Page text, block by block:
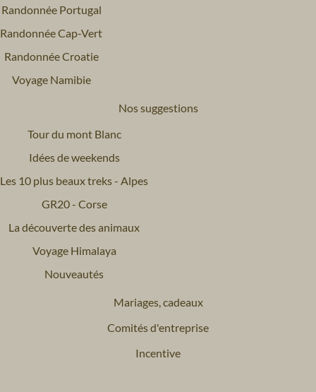
Randonnée Portugal
Randonnée Cap-Vert
Randonnée Croatie
Voyage Namibie
Nos suggestions
Tour du mont Blanc
Idées de weekends
Les 10 plus beaux treks - Alpes
GR20 - Corse
La découverte des animaux
Voyage Himalaya
Nouveautés
Mariages, cadeaux
Comités d'entreprise
Incentive